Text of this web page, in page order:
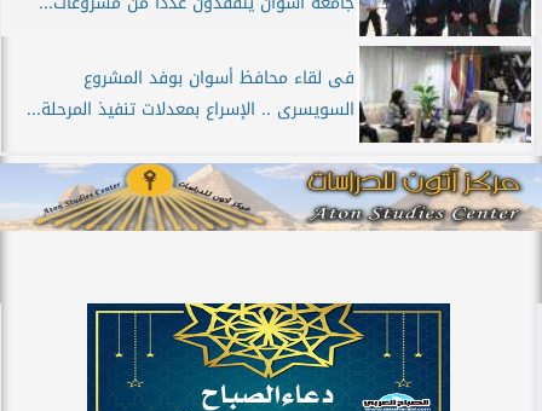
فى لقاء محافظ أسوان بوفد المشروع
السويسرى .. الإسراع بمعدلات تنفيذ المرحلة...